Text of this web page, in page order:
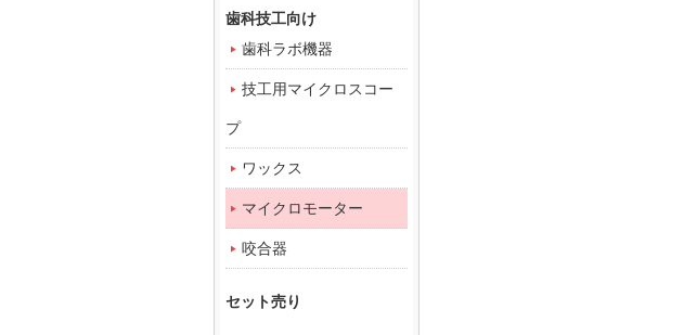
歯科技工向け
歯科ラボ機器
技工用マイクロスコー
プ
ワックス
マイクロモーター
咬合器
セット売り